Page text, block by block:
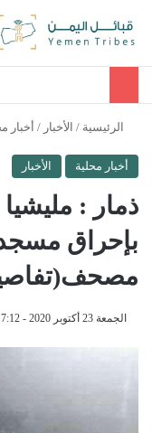
الرئيسية / الأخبار / أخبار
أخبار محلية الأخبار
ذمار :
الجمعة 23 أكتوبر 2020 - 7:12 مساءً